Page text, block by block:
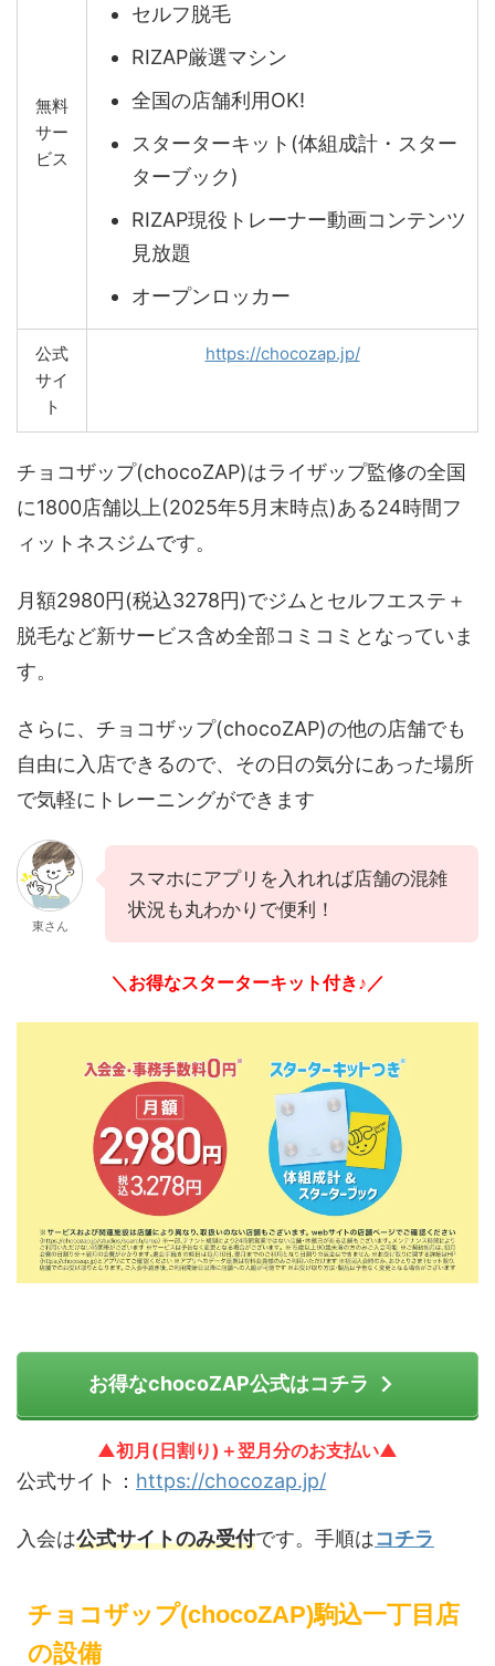
無料
サー
ビス
セルフ脱毛
RIZAP厳選マシン
全国の店舗利用OK!
スターターキット(体組成計・スター
ターブック)
RIZAP現役トレーナー動画コンテンツ
見放題
オープンロッカー
公式
サイ
ト
https://chocozap.jp/
チョコザップ(chocoZAP)はライザップ監修の全国
に1800店舗以上(2025年5月末時点)ある24時間フ
ィットネスジムです。
月額2980円(税込3278円)でジムとセルフエステ＋
脱毛など新サービス含め全部コミコミとなっていま
す。
さらに、チョコザップ(chocoZAP)の他の店舗でも
自由に入店できるので、その日の気分にあった場所
で気軽にトレーニングができます
東さん
スマホにアプリを入れれば店舗の混雑
状況も丸わかりで便利！
＼お得なスターターキット付き♪／
お得なchocoZAP公式はコチラ
▲初月(日割り)＋翌月分のお支払い▲
公式サイト： https://chocozap.jp/
入会は公式サイトのみ受付です。手順はコチラ
チョコザップ(chocoZAP)駒込一丁目店
の設備